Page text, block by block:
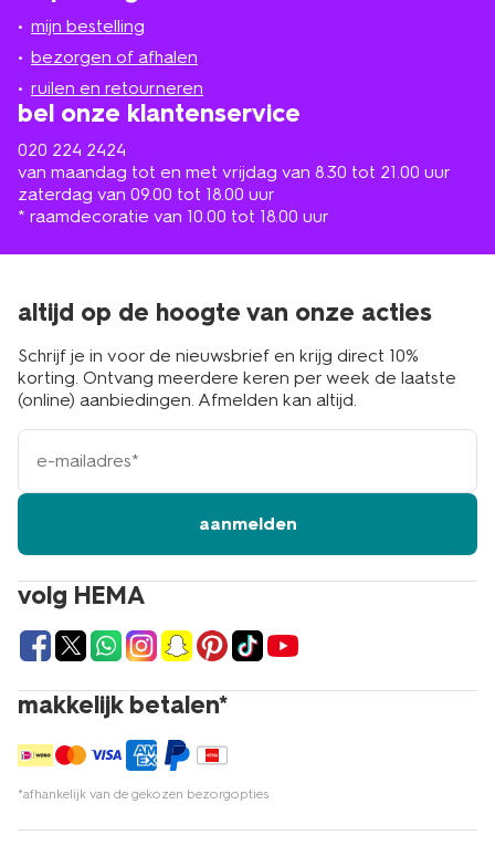
mijn bestelling
bezorgen of afhalen
ruilen en retourneren
bel onze klantenservice
020 224 2424
van maandag tot en met vrijdag van 8.30 tot 21.00 uur
zaterdag van 09.00 tot 18.00 uur
* raamdecoratie van 10.00 tot 18.00 uur
in
de
buurt
volg HEMA
makkelijk betalen*
*afhankelijk van de gekozen bezorgopties
altijd op de hoogte van onze acties
Schrijf je in voor de nieuwsbrief en krijg direct 10%
korting. Ontvang meerdere keren per week de laatste
(online) aanbiedingen. Afmelden kan altijd.
e-
mailadres
aanmelden